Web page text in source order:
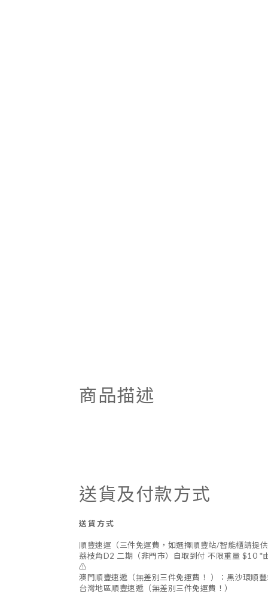
商品描述
送貨及付款方式
送貨方式
順豐速運（三件免運費，如選擇順豐站/智能櫃請提
荔枝角D2 二期（非門市）自取到付 不限重量 $10 *
⚠️
澳門順豐速遞（無差別三件免運費！ ）：黑沙環順
台灣地區順豐速遞（無差別三件免運費！）